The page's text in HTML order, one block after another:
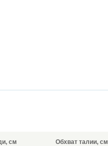
см Обхват талии, см